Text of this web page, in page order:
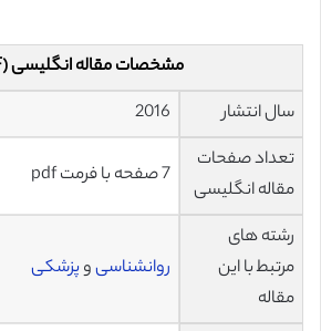
مشخصات مقاله انگلیسی (PDF)
سال انتشار
2016
تعداد صفحات
مقاله انگلیسی
7 صفحه با فرمت pdf
رشته های
مرتبط با این
مقاله
روانشناسیوپزشکی